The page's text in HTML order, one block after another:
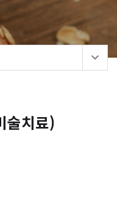
술치료)